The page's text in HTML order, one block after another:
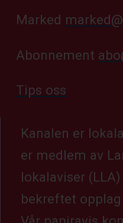
Marked
Abonnement
Tips oss
Kanalen er
er medlem av
lokalaviser
bekreftet